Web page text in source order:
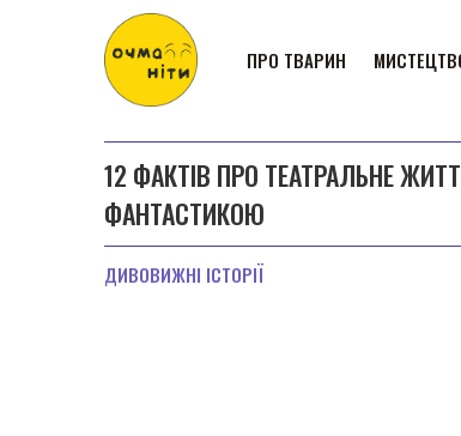
ПРО ТВАРИН
12 ФАКТІВ ПРО ТЕАТРАЛЬНЕ
ФАНТАСТИКОЮ
ДИВОВИЖНІ ІСТОРІЇ